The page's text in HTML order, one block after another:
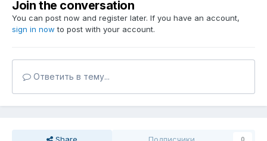
Join the conversation
You can post now and register later. If you have an account,
sign in now to post with your account.
Ответить в тему...
0